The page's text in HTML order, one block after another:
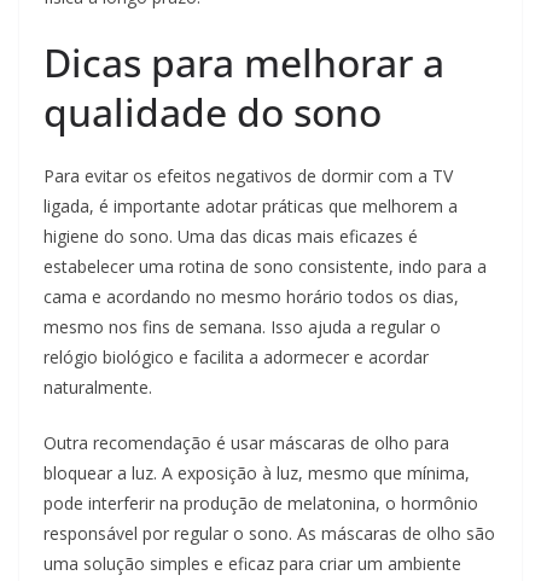
Dicas para melhorar a
qualidade do sono
Para evitar os efeitos negativos de dormir com a TV
ligada, é importante adotar práticas que melhorem a
higiene do sono. Uma das dicas mais eficazes é
estabelecer uma rotina de sono consistente, indo para a
cama e acordando no mesmo horário todos os dias,
mesmo nos fins de semana. Isso ajuda a regular o
relógio biológico e facilita a adormecer e acordar
naturalmente.
Outra recomendação é usar máscaras de olho para
bloquear a luz. A exposição à luz, mesmo que mínima,
pode interferir na produção de melatonina, o hormônio
responsável por regular o sono. As máscaras de olho são
uma solução simples e eficaz para criar um ambiente